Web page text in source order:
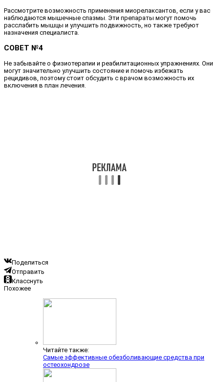
Рассмотрите возможность применения миорелаксантов, если у вас
наблюдаются мышечные спазмы. Эти препараты могут помочь
расслабить мышцы и улучшить подвижность, но также требуют
назначения специалиста.
СОВЕТ №4
Не забывайте о физиотерапии и реабилитационных упражнениях. Они
могут значительно улучшить состояние и помочь избежать
рецидивов, поэтому стоит обсудить с врачом возможность их
включения в план лечения.
Поделиться
Отправить
Класснуть
Похожее
Читайте также:
Самые эффективные обезболивающие средства при
остеохондрозе